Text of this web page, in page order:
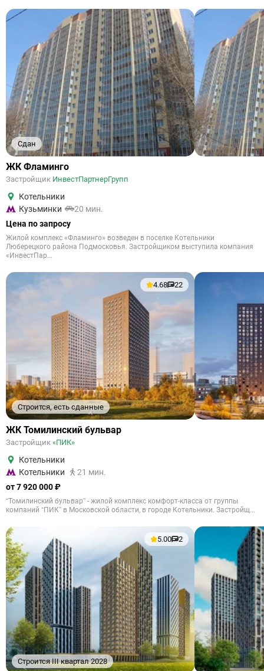
Сдан
ЖК Фламинго
Застройщик ИнвестПартнерГрупп
Котельники
Кузьминки
20 мин.
Цена по запросу
Жилой комплекс «Фламинго» возведен в поселке Котельники
Люберецкого района Подмосковья. Застройщиком выступила компания
«ИнвестПар...
Строится, есть сданные
4.68 22
ЖК Томилинский бульвар
Застройщик «ПИК»
Котельники
Котельники
21 мин.
от 7 920 000 ₽
“Томилинский бульвар” - жилой комплекс комфорт-класса от группы
компаний “ПИК” в Московской области, в городе Котельники. Застройщ...
Строится III квартал 2028
5.00 2